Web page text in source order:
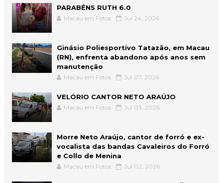
PARABÉNS RUTH 6.0
Macau em Fotos Jul 24, 2026
Ginásio Poliesportivo Tatazão, em Macau
(RN), enfrenta abandono após anos sem
manutenção
Macau em Fotos Jul 07, 2026
VELÓRIO CANTOR NETO ARAÚJO
Macau em Fotos Jul 03, 2026
Morre Neto Araújo, cantor de forró e ex-
vocalista das bandas Cavaleiros do Forró
e Collo de Menina
Macau em Fotos Jul 02, 2026